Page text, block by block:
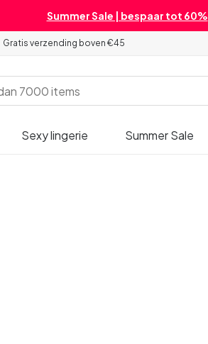
Summer Sale | bespaar tot 60%
Gratis verzending boven €45
Sexy lingerie Summer Sale